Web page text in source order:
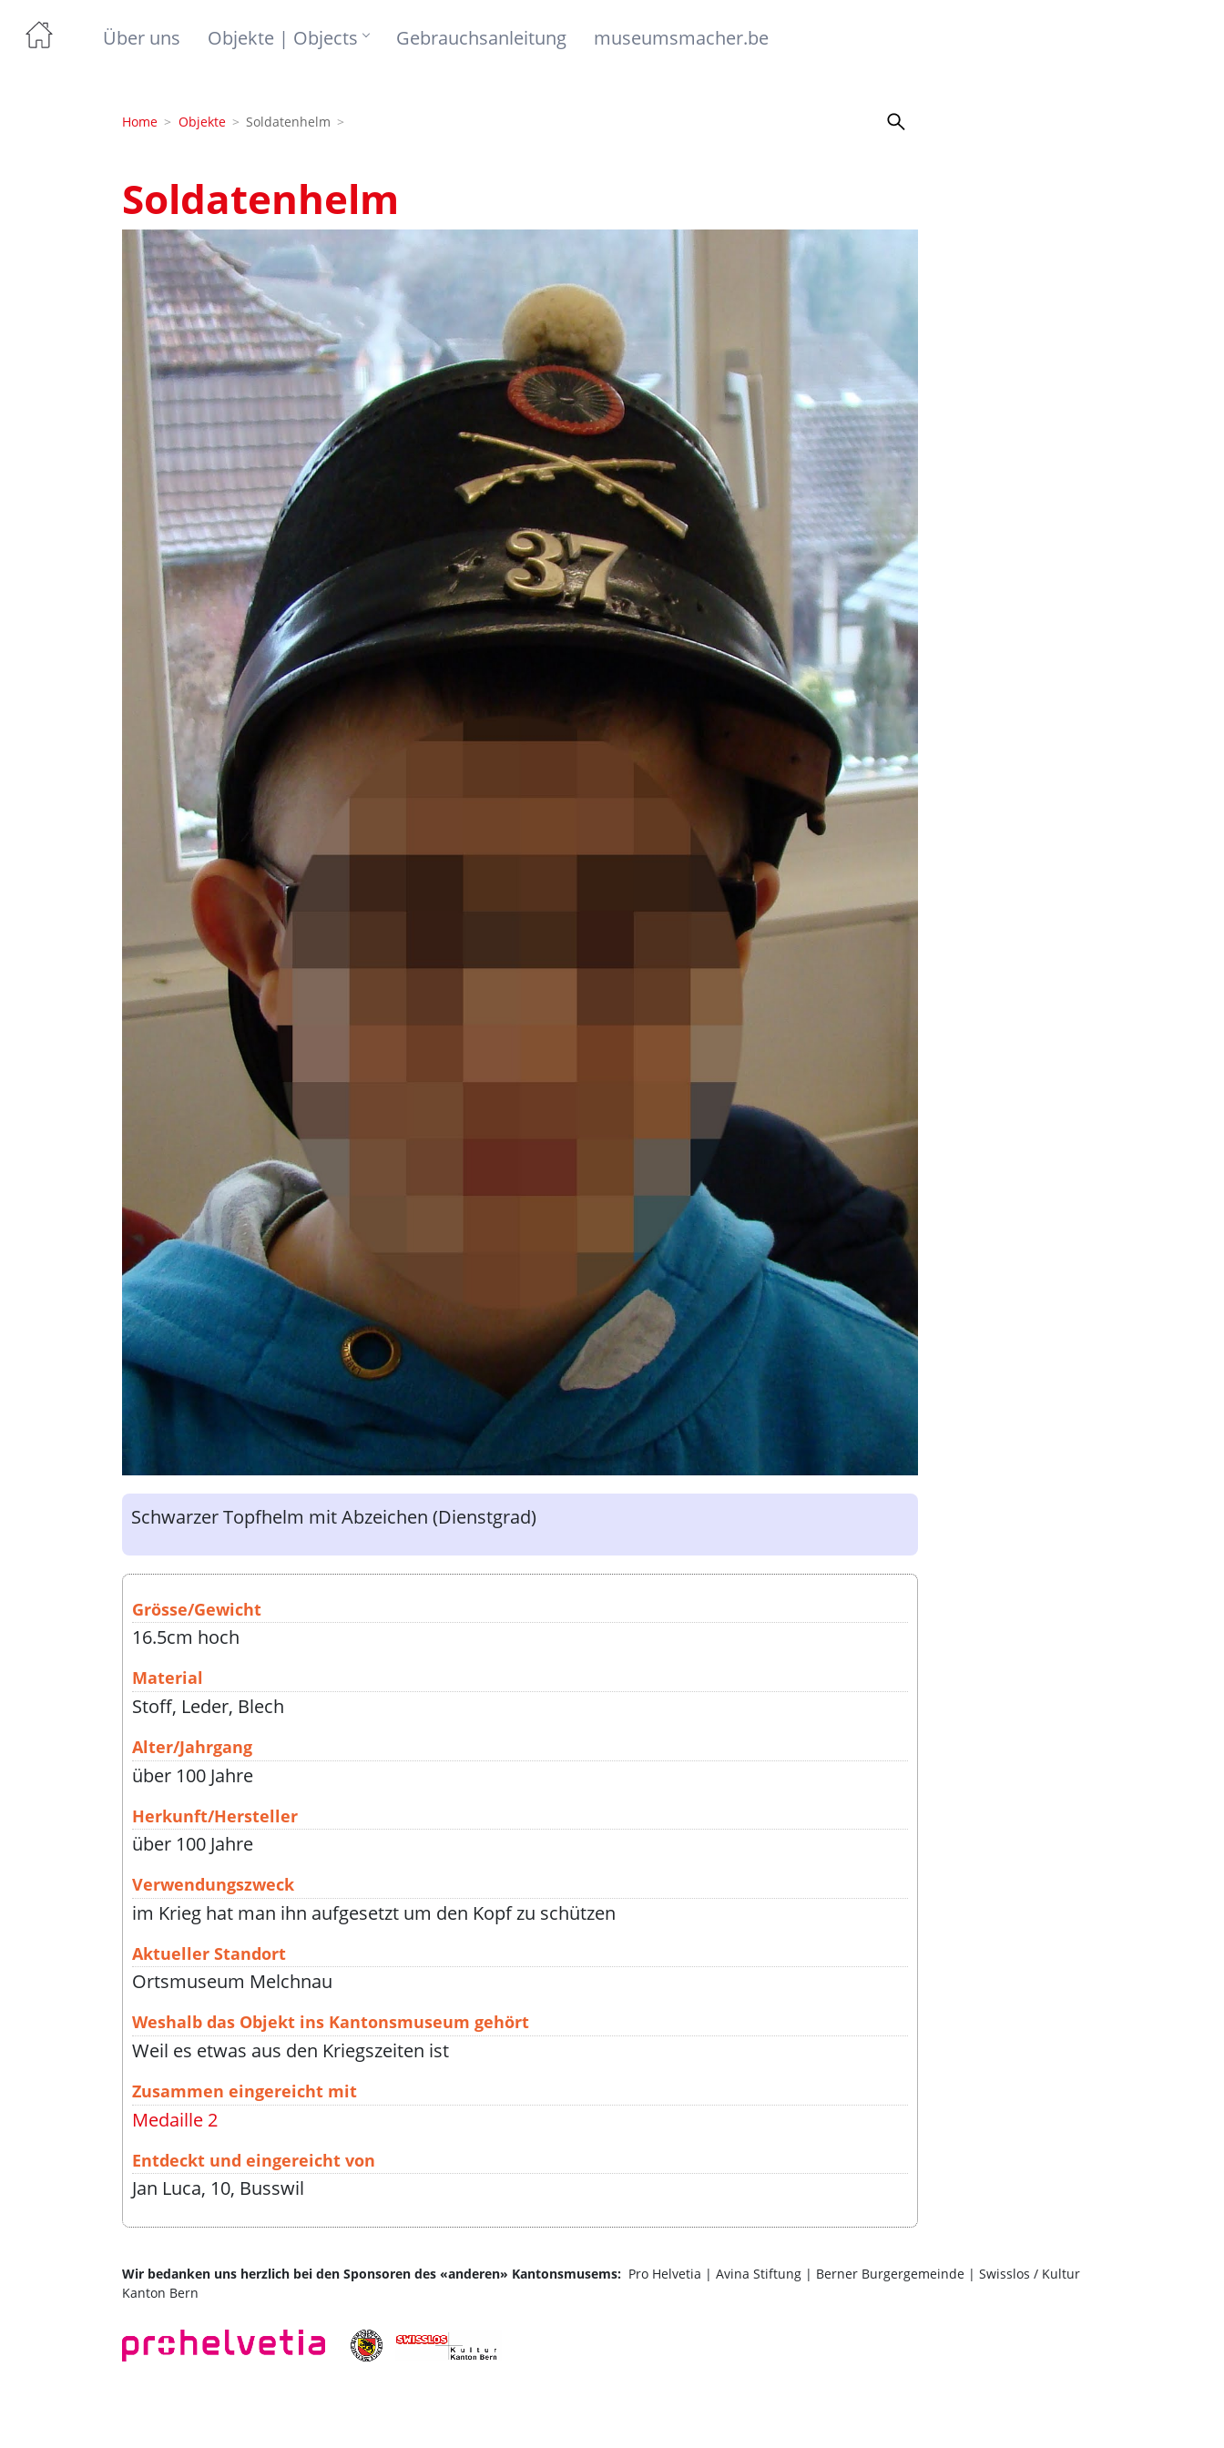
Über uns Objekte | Objects Gebrauchsanleitung museumsmacher.be
Home Objekte Soldatenhelm
Soldatenhelm
Schwarzer Topfhelm mit Abzeichen (Dienstgrad)
Grösse/Gewicht
16.5cm hoch
Material
Stoff, Leder, Blech
Alter/Jahrgang
über 100 Jahre
Herkunft/Hersteller
über 100 Jahre
Verwendungszweck
im Krieg hat man ihn aufgesetzt um den Kopf zu schützen
Aktueller Standort
Ortsmuseum Melchnau
Weshalb das Objekt ins Kantonsmuseum gehört
Weil es etwas aus den Kriegszeiten ist
Zusammen eingereicht mit
Medaille 2
Entdeckt und eingereicht von
Jan Luca, 10, Busswil
Wir bedanken uns herzlich bei den Sponsoren des «anderen» Kantonsmusems: Pro Helvetia | Avina Stiftung | Berner Burgergemeinde | Swisslos / Kultur
Kanton Bern